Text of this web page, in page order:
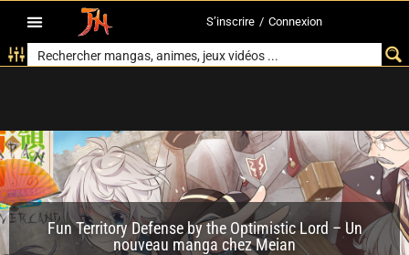
S’inscrire / Connexion
Fun Territory Defense by the Optimistic Lord – Un
nouveau manga chez Meian